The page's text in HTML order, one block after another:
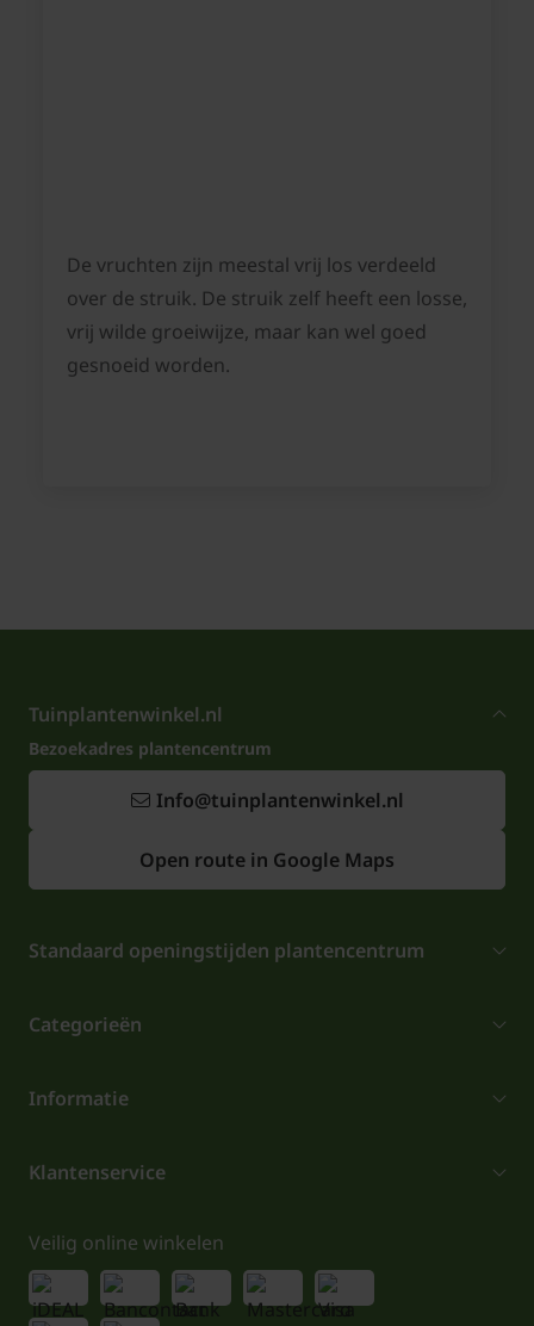
De vruchten zijn meestal vrij los verdeeld
over de struik. De struik zelf heeft een losse,
vrij wilde groeiwijze, maar kan wel goed
gesnoeid worden.
Tuinplantenwinkel.nl
Bezoekadres plantencentrum
Info@tuinplantenwinkel.nl
Open route in Google Maps
Standaard openingstijden plantencentrum
Categorieën
Informatie
Klantenservice
Veilig online winkelen